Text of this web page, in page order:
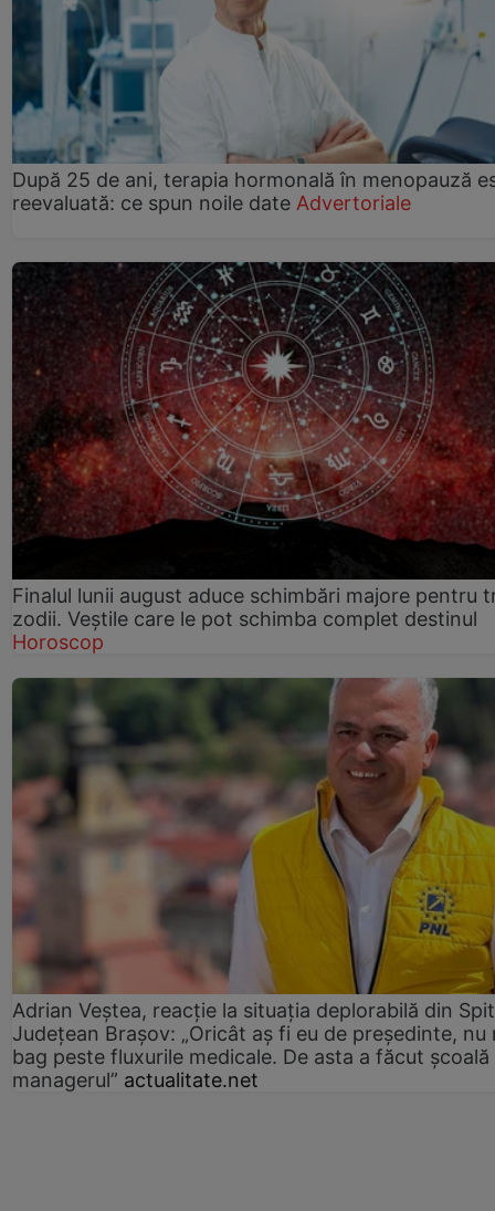
După 25 de ani, terapia hormonală în menopauză
reevaluată: ce spun noile date Advertoriale
Finalul lunii august aduce schimbări majore pentru
zodii. Veștile care le pot schimba complet destinul
Horoscop
Adrian Veștea, reacție la situația deplorabilă din
Județean Brașov: „Oricât aș fi eu de președinte, nu
bag peste fluxurile medicale. De asta a făcut școală
managerul” actualitate.net